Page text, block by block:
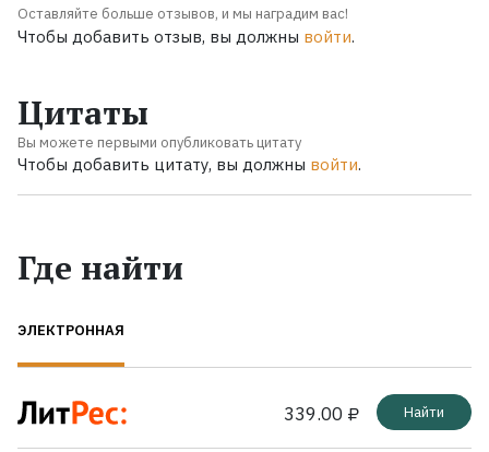
Оставляйте больше отзывов, и мы наградим вас!
Чтобы добавить отзыв, вы должны войти.
Цитаты
Вы можете первыми опубликовать цитату
Чтобы добавить цитату, вы должны войти.
Где найти
ЭЛЕКТРОННАЯ
339.00 ₽ Найти